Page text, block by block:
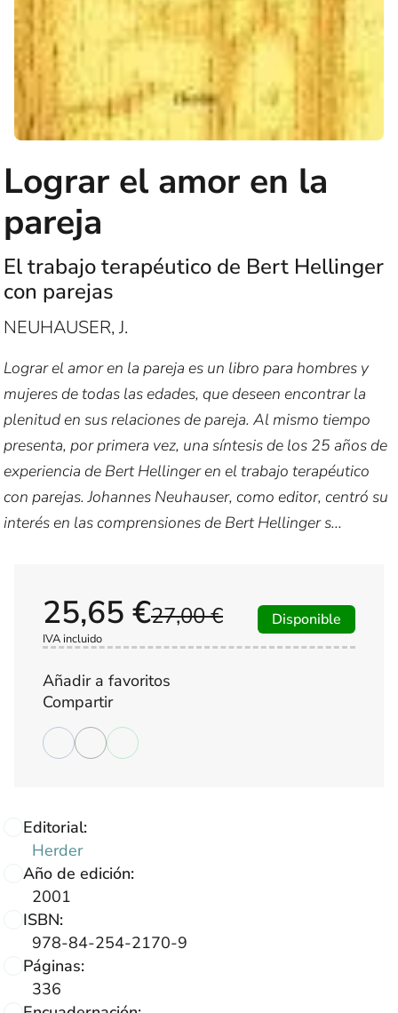
Lograr el amor en la
pareja
El trabajo terapéutico de Bert Hellinger
con parejas
NEUHAUSER, J.
Lograr el amor en la pareja es un libro para hombres y
mujeres de todas las edades, que deseen encontrar la
plenitud en sus relaciones de pareja. Al mismo tiempo
presenta, por primera vez, una síntesis de los 25 años de
experiencia de Bert Hellinger en el trabajo terapéutico
con parejas. Johannes Neuhauser, como editor, centró su
interés en las comprensiones de Bert Hellinger s...
Editorial:
Herder
Año de edición:
2001
ISBN:
978-84-254-2170-9
Páginas:
336
27,00 €
25,65 €
IVA incluido
Disponible
Añadir a favoritos
Compartir